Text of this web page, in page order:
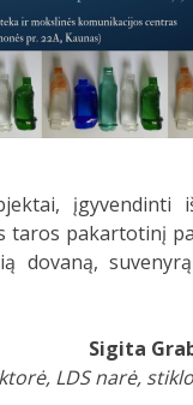
įgyvendinti
taros pakartotinį
Sigita
LDS narė,